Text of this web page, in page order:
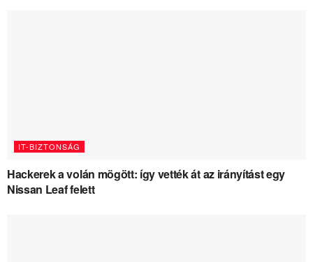
IT-BIZTONSÁG
Hackerek a volán mögött: így vették át az irányítást egy
Nissan Leaf felett